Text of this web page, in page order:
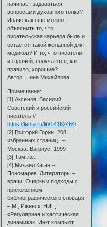
начинает задаваться
вопросами духовного толка?
Иначе как еще можно
объяснить то, что
писательская карьера была и
остается такой желанной для
медиков? И то, что писатели
из врачей, получаются, как
правило, хорошие?
Автор: Нина Михайлова
Примечания:
[1] Аксенов, Василий.
Советский и российский
писатель //
https://lenta.ru/lib/14162464/
[2] Григорий Горин. 208
избранных страниц. –
Москва: Вагриус, 1999
[3] Там же.
[4] Михаил Каган –
Пономарев. Литераторы –
врачи: Очерки и подходы с
приложением
библиографического словаря.
– М.; Ижевск: НИЦ
«Регулярная и хаотическая
динамика», Ин-т компьют.